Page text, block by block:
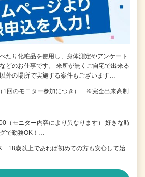
たり化粧品を使用し、身体測定やアンケート
どのお仕事です。 来所が無くご自宅で出来る
外の場所で実施する案件もございます…
1回のモニター参加につき） ※完全出来高制
（モニター内容により異なります） 好きな時
で勤務OK！…
18歳以上であれば初めての方も安心して始